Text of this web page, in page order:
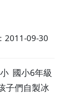
2011-09-30
國小6年級
子們自製冰